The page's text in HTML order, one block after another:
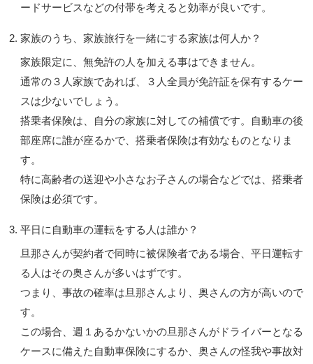
ードサービスなどの付帯を考えると効率が良いです。
家族のうち、家族旅行を一緒にする家族は何人か？
家族限定に、無免許の人を加える事はできません。
通常の３人家族であれば、３人全員が免許証を保有するケー
スは少ないでしょう。
搭乗者保険は、自分の家族に対しての補償です。自動車の後
部座席に誰が座るかで、搭乗者保険は有効なものとなりま
す。
特に高齢者の送迎や小さなお子さんの場合などでは、搭乗者
保険は必須です。
平日に自動車の運転をする人は誰か？
旦那さんが契約者で同時に被保険者である場合、平日運転す
る人はその奥さんが多いはずです。
つまり、事故の確率は旦那さんより、奥さんの方が高いので
す。
この場合、週１あるかないかの旦那さんがドライバーとなる
ケースに備えた自動車保険にするか、奥さんの怪我や事故対